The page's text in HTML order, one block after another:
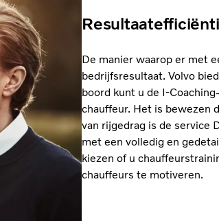
De manier waarop er met
bedrijfsresultaat. Volvo
boord kunt u de I-
chauffeur. Het is bewezen
van rijgedrag is de service
met een volledig en
kiezen of u
chauffeurs te motiveren.